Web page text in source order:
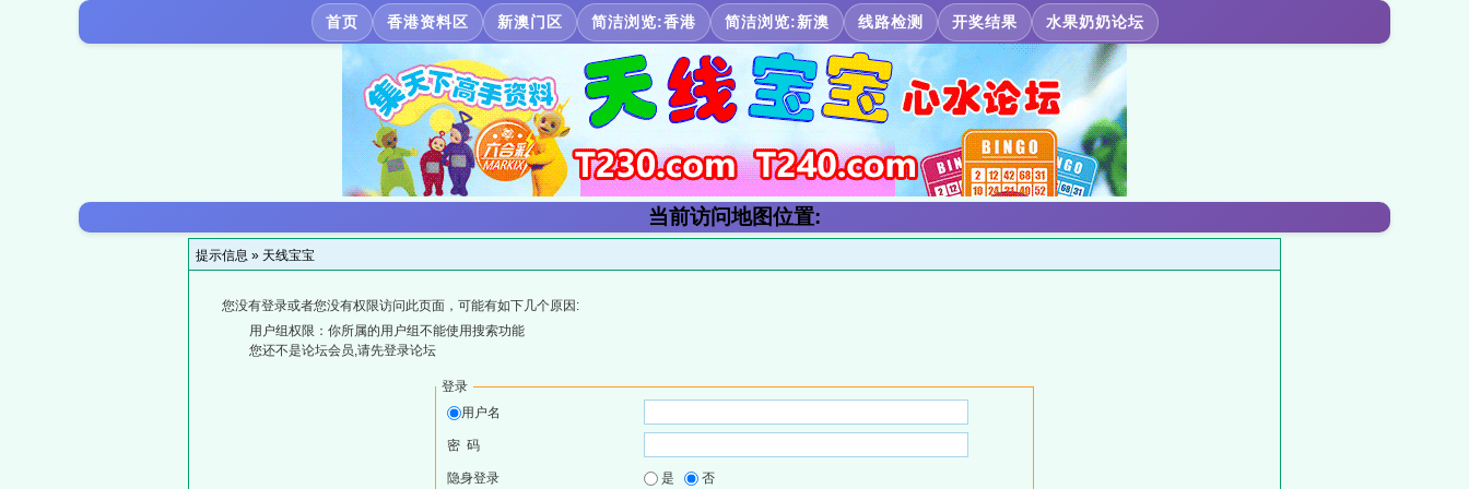
首页 香港资料区 新澳门区 简洁浏览:香港 简洁浏览:新澳 线路检测 开奖结果 水果奶奶论坛
当前访问地图位置:
提示信息 » 天线宝宝
您没有登录或者您没有权限访问此页面，可能有如下几个原因:
用户组权限：你所属的用户组不能使用搜索功能
您还不是论坛会员,请先登录论坛
登录
用户名
密 码
隐身登录 是 否